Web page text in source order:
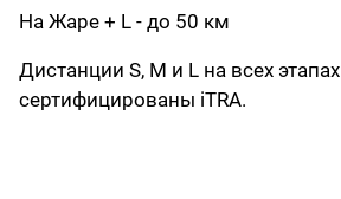
На Жаре + L - до 50 км
Дистанции S, M и L на всех этапах
сертифицированы iTRA.